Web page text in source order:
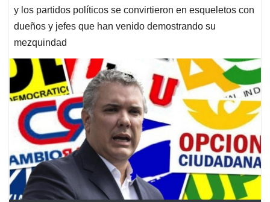
y los partidos políticos se convirtieron en esqueletos con
dueños y jefes que han venido demostrando su
mezquindad